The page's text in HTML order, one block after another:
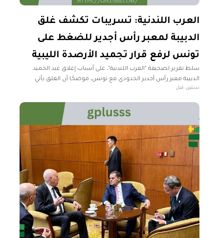
العرب اللندنية: تسريبات تكشف غلق
الدبيبة لمعبر رأس أجدير للضغط على
تونس لرفع قرار تجميد الأرصدة الليبية
سلط تقرير لصحيفة "العرب اللندنية"، على أسباب إغلاق عبد الحميد
الدبيبة معبر رأس أجدير الحدودي مع تونس، موضحًا أن الغلق يأتي
لافتعال أزمة مع تونس والضغط لرفع التجميد عن أرصدة
سنتين قبل